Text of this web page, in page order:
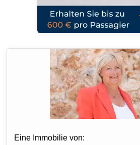
Eine Immobilie von: